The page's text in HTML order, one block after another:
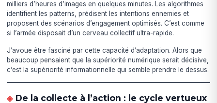
milliers d’heures d’images en quelques minutes. Les algorithmes
identifient les patterns, prédisent les intentions ennemies et
proposent des scénarios d’engagement optimisés. C’est comme
si l’armée disposait d’un cerveau collectif ultra-rapide.
J’avoue être fasciné par cette capacité d’adaptation. Alors que
beaucoup pensaient que la supériorité numérique serait décisive,
c’est la supériorité informationnelle qui semble prendre le dessus.
De la collecte à l’action : le cycle vertueux